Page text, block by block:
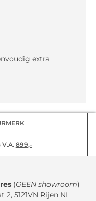
extra
V.A.899,-
(GEEN showroom)
2, 5121VN Rijen NL